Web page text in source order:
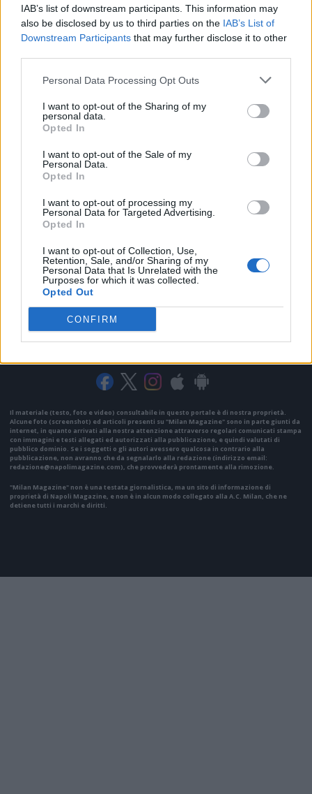
IAB’s list of downstream participants. This information may
also be disclosed by us to third parties on the IAB’s List of
Downstream Participants that may further disclose it to other
Personal Data Processing Opt Outs
I want to opt-out of the Sharing of my
personal data.
Opted In
I want to opt-out of the Sale of my
Personal Data.
Opted In
I want to opt-out of processing my
Personal Data for Targeted Advertising.
Opted In
I want to opt-out of Collection, Use,
Retention, Sale, and/or Sharing of my
Personal Data that Is Unrelated with the
Purposes for which it was collected.
Opted Out
CONFIRM
VAI ALLA VERSIONE CLASSICA
Il materiale (testo, foto e video) consultabile in questo portale è di nostra proprietà.
Alcune foto (screenshot) ed articoli presenti su "Milan Magazine" sono in parte giunti da
internet, in quanto arrivati alla nostra attenzione attraverso regolari comunicati stampa
con immagini e testi allegati ed autorizzati alla pubblicazione, e quindi valutati di
pubblico dominio. Se i soggetti o gli autori avessero qualcosa in contrario alla
pubblicazione, non avranno che da segnalarlo alla redazione (indirizzo email:
redazione@napolimagazine.com), che provvederà prontamente alla rimozione.
"Milan Magazine" non è una testata giornalistica, ma un sito di informazione di
proprietà di Napoli Magazine, e non è in alcun modo collegato alla A.C. Milan, che ne
detiene tutti i marchi e diritti.